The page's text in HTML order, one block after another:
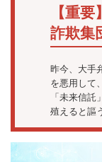
【重
詐欺集
昨今、大手
を悪用して
「未来信
殖えると謳